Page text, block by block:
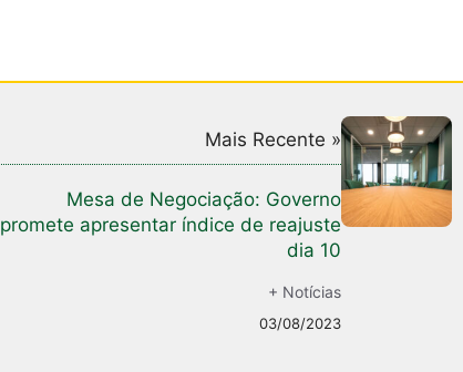
Mais Recente »
Mesa de Negociação: Governo
promete apresentar índice de reajuste
dia 10
+ Notícias
03/08/2023